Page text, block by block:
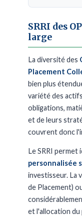
SRRI des
large
La diversité des
Placement
bien plus
variété des
obligations,
et de leurs
couvrent donc
Le SRRI permet
personnalisée
investisseur. La
de Placement)
et l'allocation